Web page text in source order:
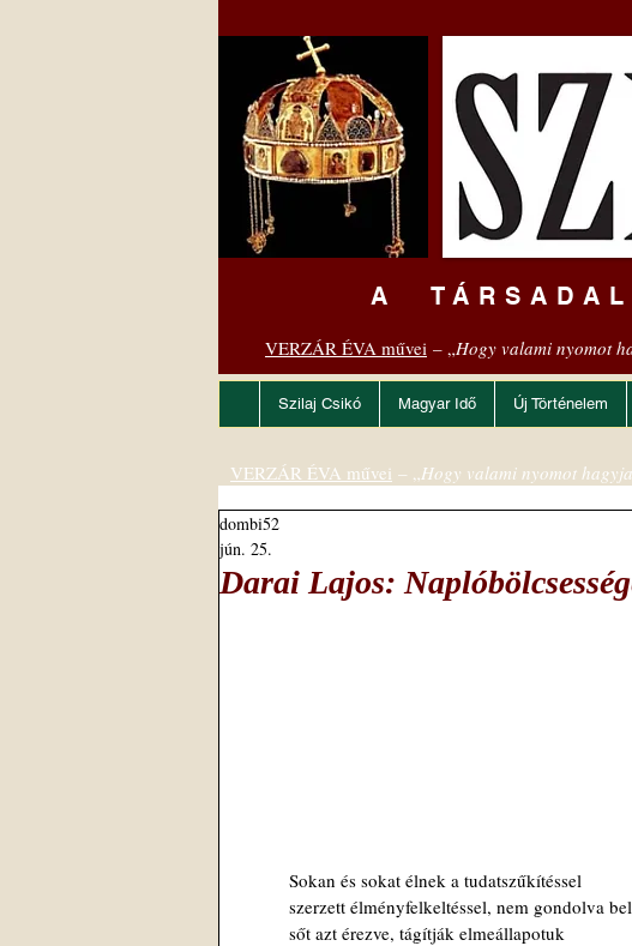
A
VERZÁR ÉVA művei – „Hogy valami nyomot
Szilaj Csikó Magyar Idő Új Történelem
Darai Lajos:
dombi52
jún. 25.
Sokan és sokat élnek a tudatszűkítéssel
szerzett élményfelkeltéssel, nem gondolva
sőt azt érezve, tágítják elmeállapotuk
VERZÁR ÉVA művei – „Hogy valami nyomot